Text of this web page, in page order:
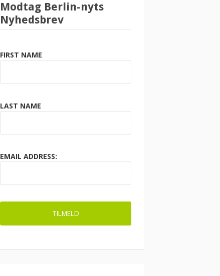
Modtag Berlin-nyts
Nyhedsbrev
FIRST NAME
LAST NAME
EMAIL ADDRESS: